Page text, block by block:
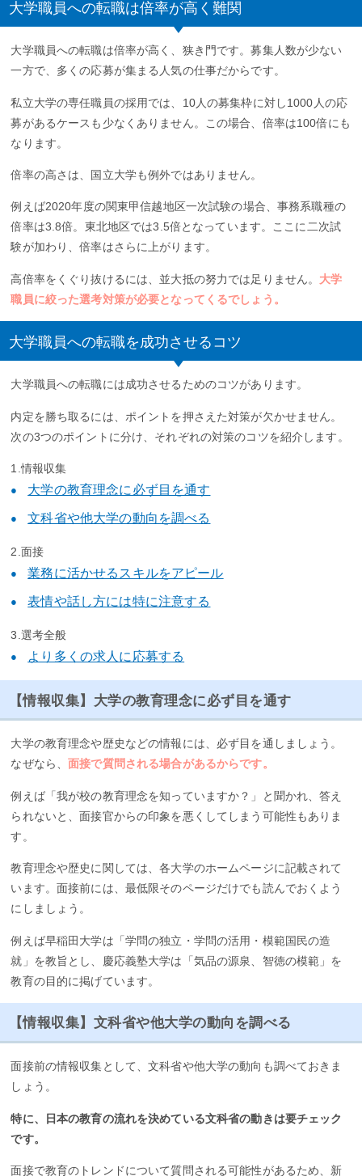
大学職員への転職は倍率が高く難関
大学職員への転職は倍率が高く、狭き門です。募集人数が少ない
一方で、多くの応募が集まる人気の仕事だからです。
私立大学の専任職員の採用では、10人の募集枠に対し1000人の応
募があるケースも少なくありません。この場合、倍率は100倍にも
なります。
倍率の高さは、国立大学も例外ではありません。
例えば2020年度の関東甲信越地区一次試験の場合、事務系職種の
倍率は3.8倍。東北地区では3.5倍となっています。ここに二次試
験が加わり、倍率はさらに上がります。
高倍率をくぐり抜けるには、並大抵の努力では足りません。 大学
職員に絞った選考対策が必要となってくるでしょう。
大学職員への転職を成功させるコツ
大学職員への転職には成功させるためのコツがあります。
内定を勝ち取るには、ポイントを押さえた対策が欠かせません。
次の3つのポイントに分け、それぞれの対策のコツを紹介します。
1.情報収集
大学の教育理念に必ず目を通す
文科省や他大学の動向を調べる
2.面接
業務に活かせるスキルをアピール
表情や話し方には特に注意する
3.選考全般
より多くの求人に応募する
【情報収集】大学の教育理念に必ず目を通す
大学の教育理念や歴史などの情報には、必ず目を通しましょう。
なぜなら、面接で質問される場合があるからです。
例えば「我が校の教育理念を知っていますか？」と聞かれ、答え
られないと、面接官からの印象を悪くしてしまう可能性もありま
す。
教育理念や歴史に関しては、各大学のホームページに記載されて
います。面接前には、最低限そのページだけでも読んでおくよう
にしましょう。
例えば早稲田大学は「学問の独立・学問の活用・模範国民の造
就」を教旨とし、慶応義塾大学は「気品の源泉、智徳の模範」を
教育の目的に掲げています。
【情報収集】文科省や他大学の動向を調べる
面接前の情報収集として、文科省や他大学の動向も調べておきま
しょう。
特に、日本の教育の流れを決めている文科省の動きは要チェック
です。
面接で教育のトレンドについて質問される可能性があるため、新